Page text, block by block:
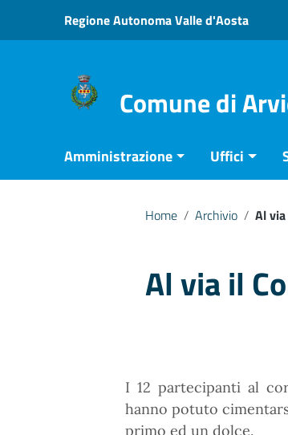
Vai ai contenuti
Vai al menu di navigazione
Regione Autonoma Valle d'Aosta
Comune di
Amministrazione Uffici
Home / Archivio / Al
Al via il
I 12 partecipanti al
hanno potuto
primo ed un dolce.